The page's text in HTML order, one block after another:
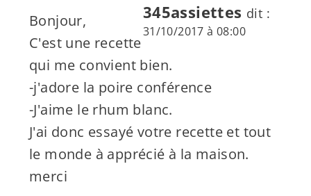
345assiettes dit :
31/10/2017 à 08:00
Bonjour,
C'est une recette
qui me convient bien.
-j'adore la poire conférence
-J'aime le rhum blanc.
J'ai donc essayé votre recette et tout
le monde à apprécié à la maison.
merci